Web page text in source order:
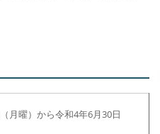
月曜）から令和4年6月30日